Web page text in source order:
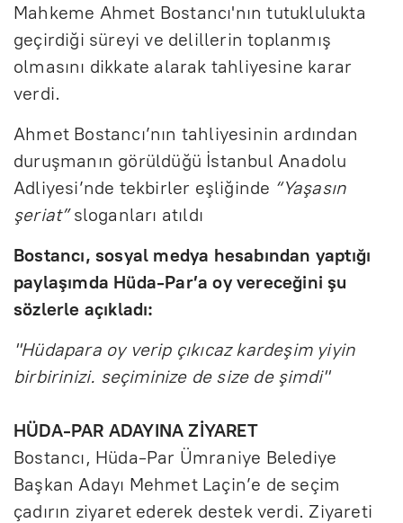
Mahkeme Ahmet Bostancı'nın tutuklulukta
geçirdiği süreyi ve delillerin toplanmış
olmasını dikkate alarak tahliyesine karar
verdi.
Ahmet Bostancı’nın tahliyesinin ardından
duruşmanın görüldüğü İstanbul Anadolu
Adliyesi’nde tekbirler eşliğinde “Yaşasın
şeriat”sloganları atıldı
Bostancı, sosyal medya hesabından yaptığı
paylaşımda Hüda-Par’a oy vereceğini şu
sözlerle açıkladı:
"Hüdapara oy verip çıkıcaz kardeşim yiyin
birbirinizi. seçiminize de size de şimdi"
HÜDA-PAR ADAYINA ZİYARET
Bostancı, Hüda-Par Ümraniye Belediye
Başkan Adayı Mehmet Laçin’e de seçim
çadırın ziyaret ederek destek verdi. Ziyareti